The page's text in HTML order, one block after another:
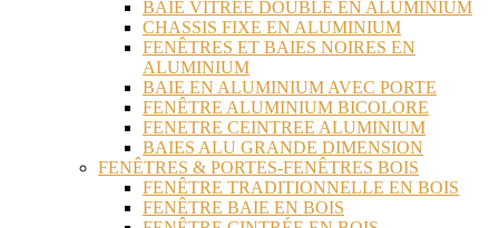
BAIE VITRÉE DOUBLE EN ALUMINIUM
CHASSIS FIXE EN ALUMINIUM
FENÊTRES ET BAIES NOIRES EN
ALUMINIUM
BAIE EN ALUMINIUM AVEC PORTE
FENÊTRE ALUMINIUM BICOLORE
FENETRE CEINTREE ALUMINIUM
BAIES ALU GRANDE DIMENSION
FENÊTRES & PORTES-FENÊTRES BOIS
FENÊTRE TRADITIONNELLE EN BOIS
FENÊTRE BAIE EN BOIS